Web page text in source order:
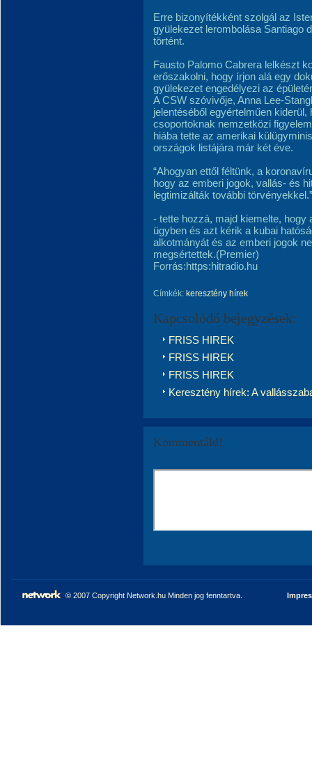
Erre bizonyítékként szolgál az
gyülekezet lerombolása Santiago
történt.
Fausto Palomo Cabrera lelkészt
erőszakolni, hogy írjon alá egy
gyülekezet engedélyezi az
A CSW szóvivője, Anna Lee-
jelentéséből egyértelműen
csoportoknak nemzetközi
hiába tette az amerikai
országok listájára már két éve.
“Ahogyan ettől féltünk, a
hogy az emberi jogok, vallás- és
legtimizálták további törvényekkel.”
- tette hozzá, majd kiemelte,
ügyben és azt kérik a kubai
alkotmányát és az emberi jogok
megsértettek.(Premier)
Forrás:https:hitradio.hu
Címkék: keresztény hírek
Kapcsolódó bejegyzések:
FRISS HIREK
FRISS HIREK
FRISS HIREK
Keresztény hírek: A
Kommentáld!
© 2007 Copyright Network.hu Minden jog fenntartva.